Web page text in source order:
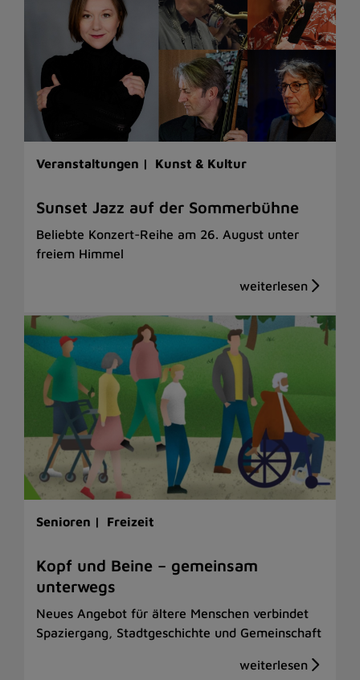
Veranstaltungen | Kunst & Kultur
Sunset Jazz auf der Sommerbühne
Beliebte Konzert-Reihe am 26. August unter
freiem Himmel
Senioren | Freizeit
Kopf und Beine – gemeinsam
unterwegs
Neues Angebot für ältere Menschen verbindet
Spaziergang, Stadtgeschichte und Gemeinschaft